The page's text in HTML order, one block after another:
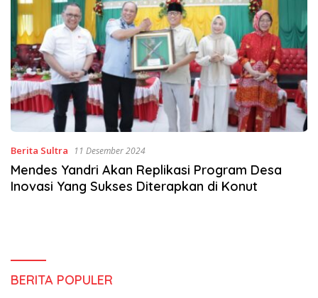
Berita Sultra 11 Desember 2024
Mendes Yandri Akan Replikasi Program Desa
Inovasi Yang Sukses Diterapkan di Konut
BERITA POPULER